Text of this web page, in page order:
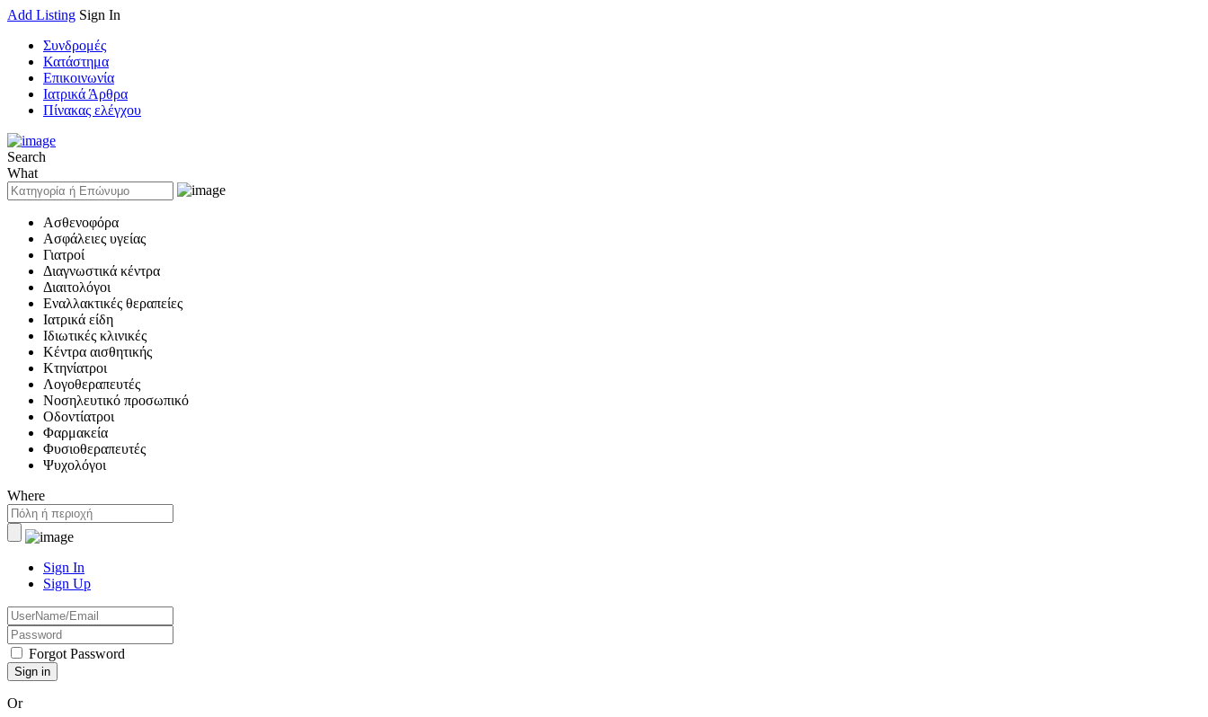
Add Listing Sign In
Συνδρομές
Κατάστημα
Επικοινωνία
Ιατρικά Άρθρα
Πίνακας ελέγχου
Search
What
Ασθενοφόρα
Ασφάλειες υγείας
Γιατροί
Διαγνωστικά κέντρα
Διαιτολόγοι
Εναλλακτικές θεραπείες
Ιατρικά είδη
Ιδιωτικές κλινικές
Κέντρα αισθητικής
Κτηνίατροι
Λογοθεραπευτές
Νοσηλευτικό προσωπικό
Οδοντίατροι
Φαρμακεία
Φυσιοθεραπευτές
Ψυχολόγοι
Where
Sign In
Sign Up
Forgot Password
Or